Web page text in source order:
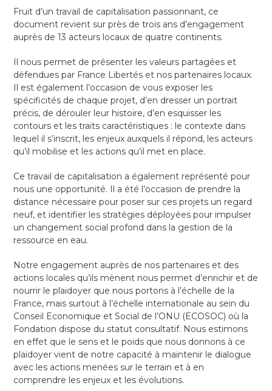
Fruit d’un travail de capitalisation passionnant, ce
document revient sur près de trois ans d’engagement
auprès de 13 acteurs locaux de quatre continents.
Il nous permet de présenter les valeurs partagées et
défendues par France Libertés et nos partenaires locaux.
Il est également l’occasion de vous exposer les
spécificités de chaque projet, d’en dresser un portrait
précis, de dérouler leur histoire, d’en esquisser les
contours et les traits caractéristiques : le contexte dans
lequel il s’inscrit, les enjeux auxquels il répond, les acteurs
qu’il mobilise et les actions qu’il met en place.
Ce travail de capitalisation a également représenté pour
nous une opportunité. Il a été l’occasion de prendre la
distance nécessaire pour poser sur ces projets un regard
neuf, et identifier les stratégies déployées pour impulser
un changement social profond dans la gestion de la
ressource en eau.
Notre engagement auprès de nos partenaires et des
actions locales qu’ils mènent nous permet d’enrichir et de
nourrir le plaidoyer que nous portons à l’échelle de la
France, mais surtout à l’échelle internationale au sein du
Conseil Economique et Social de l’ONU (ECOSOC) où la
Fondation dispose du statut consultatif. Nous estimons
en effet que le sens et le poids que nous donnons à ce
plaidoyer vient de notre capacité à maintenir le dialogue
avec les actions menées sur le terrain et à en
comprendre les enjeux et les évolutions.